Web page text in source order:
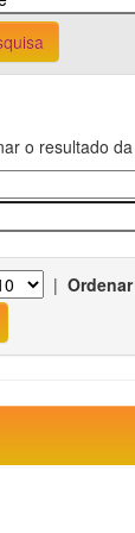
o resultado
|